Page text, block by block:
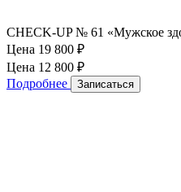
CHECK-UP № 61 «Мужское
Цена 19 800 ₽
Цена 12 800 ₽
Подробнее
Записаться